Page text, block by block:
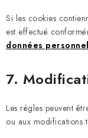
Si les cookies
est effectué
données
7.
Les règles peuvent
ou aux modifications